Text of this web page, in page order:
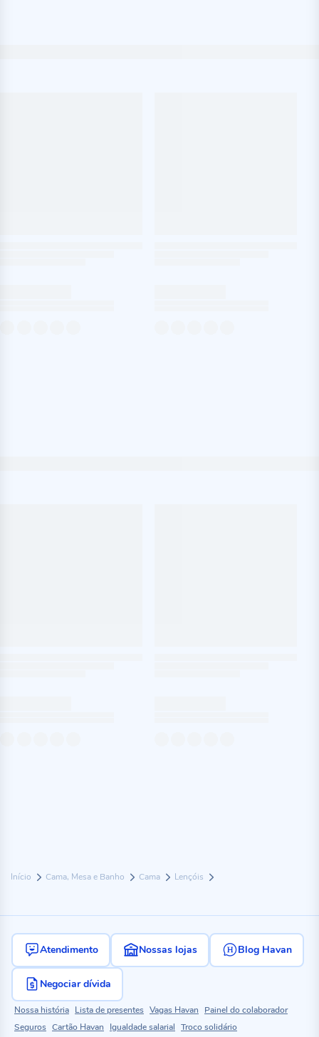
Início Cama, Mesa e Banho Cama Lençóis
Atendimento Nossas lojas Blog Havan
Negociar dívida
Nossa história Lista de presentes Vagas Havan
Painel do colaborador
Seguros Cartão Havan Igualdade salarial Troco solidário